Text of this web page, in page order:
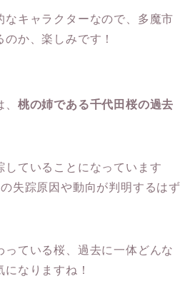
なキャラクターなので、多魔市
か、楽しみです！
桃の姉である千代田桜の過去
していることになっています
失踪原因や動向が判明するはず
っている桜、過去に一体どんな
なりますね！